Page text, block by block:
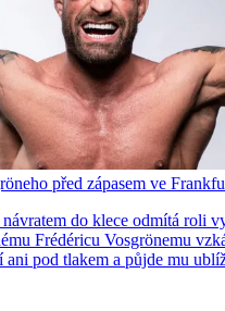
před zápasem ve
do klece odmítá roli
Frédéricu Vosgrönemu
ani pod tlakem a půjde mu